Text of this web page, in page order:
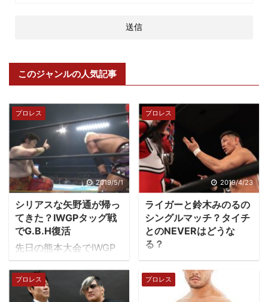
このジャンルの人気記事
プロレス
2019/5/1
シリアスな矢野通が帰っ
てきた？IWGPタッグ戦
でG.B.H復活
先日の熊本大会でIWGP
ヘビー級タッグ選手権が
行われました。始まる前
は違和感がぬぐえない
プロレス
2019/4/23
ライガーと鈴木みのるの
シングルマッチ？タイチ
とのNEVERはどうな
る？
タイチとライガーが
NEVE王座で挑戦する、
しないの話をしていた
プロレス プロレス